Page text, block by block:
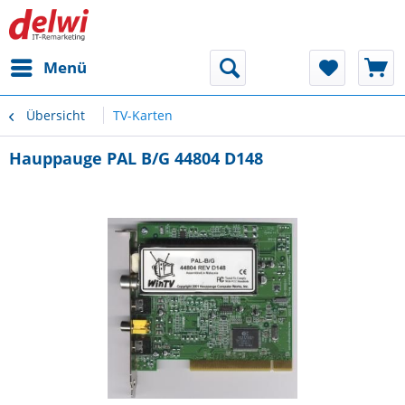
Menü
Übersicht TV-Karten
Hauppauge PAL B/G 44804 D148